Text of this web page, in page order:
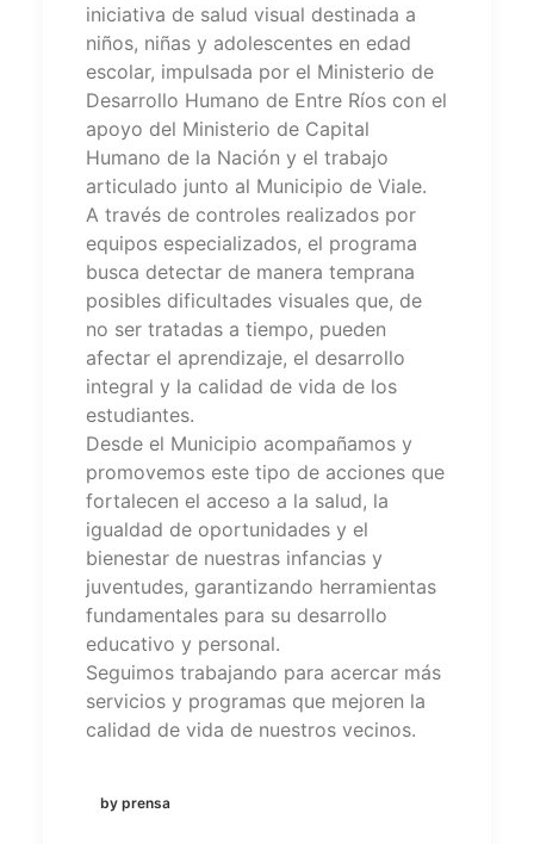
iniciativa de salud visual destinada a
niños, niñas y adolescentes en edad
escolar, impulsada por el Ministerio de
Desarrollo Humano de Entre Ríos con el
apoyo del Ministerio de Capital
Humano de la Nación y el trabajo
articulado junto al Municipio de Viale.
A través de controles realizados por
equipos especializados, el programa
busca detectar de manera temprana
posibles dificultades visuales que, de
no ser tratadas a tiempo, pueden
afectar el aprendizaje, el desarrollo
integral y la calidad de vida de los
estudiantes.
Desde el Municipio acompañamos y
promovemos este tipo de acciones que
fortalecen el acceso a la salud, la
igualdad de oportunidades y el
bienestar de nuestras infancias y
juventudes, garantizando herramientas
fundamentales para su desarrollo
educativo y personal.
Seguimos trabajando para acercar más
servicios y programas que mejoren la
calidad de vida de nuestros vecinos.
by prensa